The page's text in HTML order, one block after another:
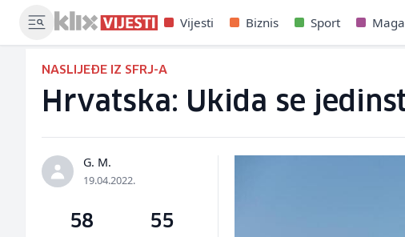
Vijesti Biznis Sport
NASLIJEĐE IZ SFRJ-A
Hrvatska: Ukida se
G. M.
19.04.2022.
58 55